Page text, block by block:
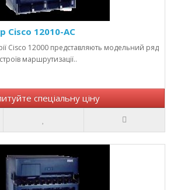
12010-AC
Cisco 12000 представляють модельний ряд
маршрутизації..
спеціальну ціну